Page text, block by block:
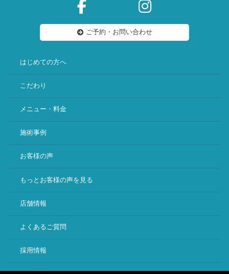
ご予約・お問い合わせ
はじめての方へ
こだわり
メニュー・料金
施術事例
お客様の声
もっとお客様の声を見る
店舗情報
よくあるご質問
採用情報